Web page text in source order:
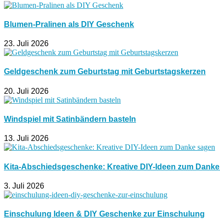
Blumen-Pralinen als DIY Geschenk
23. Juli 2026
Geldgeschenk zum Geburtstag mit Geburtstagskerzen
20. Juli 2026
Windspiel mit Satinbändern basteln
13. Juli 2026
Kita-Abschiedsgeschenke: Kreative DIY-Ideen zum
3. Juli 2026
Einschulung Ideen & DIY Geschenke zur Einschulung